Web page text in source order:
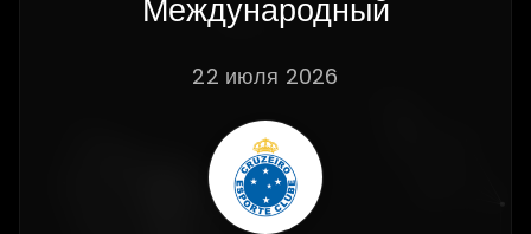
Международный
22 июля 2026